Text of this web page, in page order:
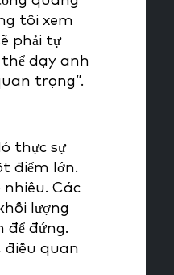
tôi xem
phải tự
dạy anh
trọng”.
thực sự
điểm lớn.
Các
lượng
để đứng.
điều quan